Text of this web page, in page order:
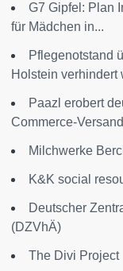
G7 Gipfel: Plan
für Mädchen in...
Pflegenotstand
Holstein verhindert
Paazl erobert
Commerce-
Milchwerke
K&K social
Deutscher
(DZVhÄ)
The Divi Project